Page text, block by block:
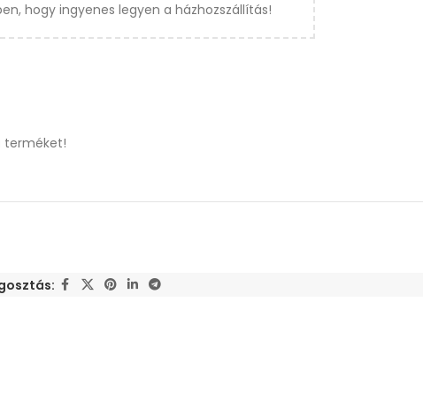
hogy ingyenes legyen a házhozszállítás!
terméket!